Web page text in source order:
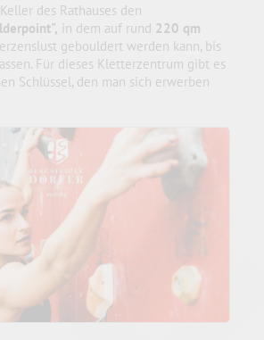
des Rathauses den
in dem auf rund 220 qm
gebouldert werden kann, bis
Für dieses Kletterzentrum gibt es
Schlüssel, den man sich erwerben